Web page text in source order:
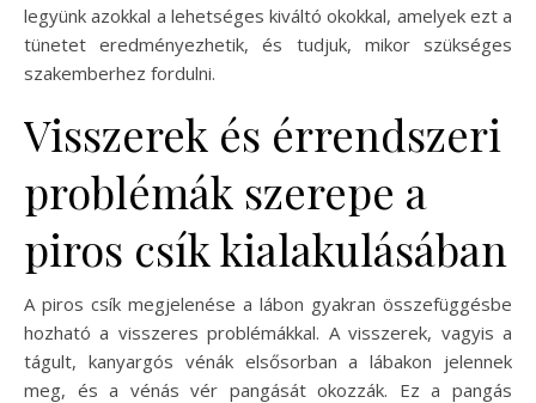
legyünk azokkal a lehetséges kiváltó okokkal, amelyek ezt a
tünetet eredményezhetik, és tudjuk, mikor szükséges
szakemberhez fordulni.
Visszerek és érrendszeri
problémák szerepe a
piros csík kialakulásában
A piros csík megjelenése a lábon gyakran összefüggésbe
hozható a visszeres problémákkal. A visszerek, vagyis a
tágult, kanyargós vénák elsősorban a lábakon jelennek
meg, és a vénás vér pangását okozzák. Ez a pangás